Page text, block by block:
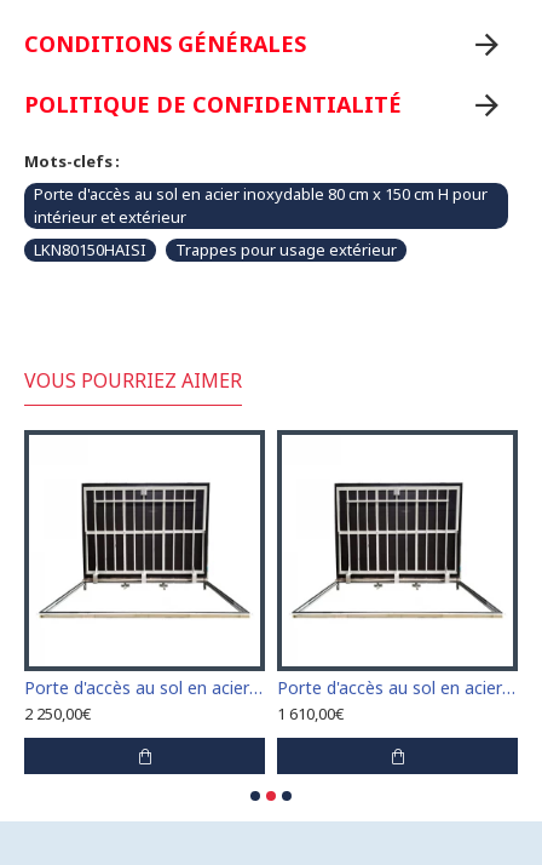
CONDITIONS GÉNÉRALES
POLITIQUE DE CONFIDENTIALITÉ
Mots-clefs :
Porte d'accès au sol en acier inoxydable 80 cm x 150 cm H pour
intérieur et extérieur
LKN80150HAISI
Trappes pour usage extérieur
VOUS POURRIEZ AIMER
Porte d'accès au sol en acier inoxydable 120 cm x 120 cm pour intérieur et extérieur
2 250,00€
Porte d'accès au sol en acier inoxydable 60 cm x 100 cm pour intérieur et extérieur
1 610,00€